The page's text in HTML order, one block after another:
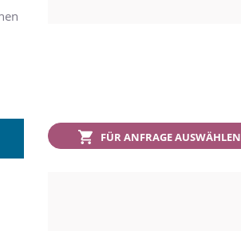
FÜR ANFRAGE AUSWÄHLEN